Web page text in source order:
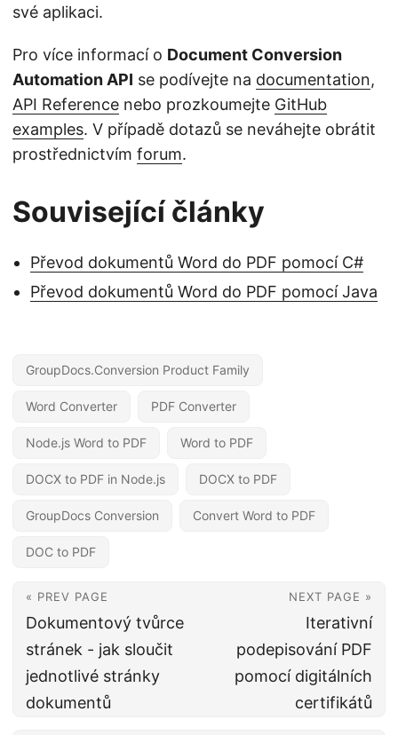
své aplikaci.
Pro více informací o Document Conversion
Automation API se podívejte na documentation,
API Reference nebo prozkoumejte GitHub
examples. V případě dotazů se neváhejte obrátit
prostřednictvím forum.
Související články
Převod dokumentů Word do PDF pomocí C#
Převod dokumentů Word do PDF pomocí Java
GroupDocs.Conversion Product Family
Word Converter PDF Converter
Node.js Word to PDF Word to PDF
DOCX to PDF in Node.js DOCX to PDF
GroupDocs Conversion Convert Word to PDF
DOC to PDF
« PREV PAGE
Dokumentový tvůrce
stránek - jak sloučit
jednotlivé stránky
dokumentů
NEXT PAGE »
Iterativní
podepisování PDF
pomocí digitálních
certifikátů